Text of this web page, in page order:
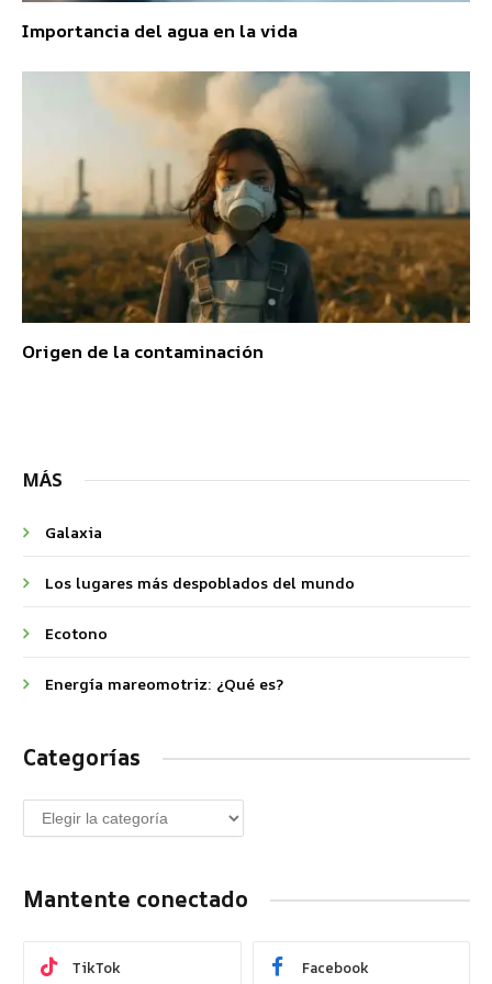
Importancia del agua en la vida
Origen de la contaminación
MÁS
Galaxia
Los lugares más despoblados del mundo
Ecotono
Energía mareomotriz: ¿Qué es?
Categorías
Mantente conectado
TikTok Facebook